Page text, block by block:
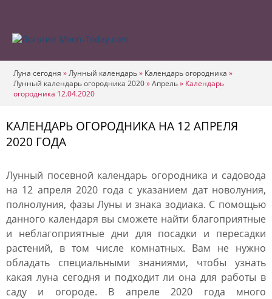
Луна сегодня »Лунный календарь» Календарь огородника »
Лунный календарь огородника 2020»Апрель» Календарь
огородника 12.04.2020
КАЛЕНДАРЬ ОГОРОДНИКА НА 12 АПРЕЛЯ
2020 ГОДА
Лунный посевной календарь огородника и садовода
на 12 апреля 2020 года с указанием дат новолуния,
полнолуния, фазы Луны и знака зодиака. С помощью
данного календаря вы сможете найти благоприятные
и неблагоприятные дни для посадки и пересадки
растений, в том числе комнатных. Вам не нужно
обладать специальными знаниями, чтобы узнать
какая луна сегодня и подходит ли она для работы в
саду и огороде. В апреле 2020 года много